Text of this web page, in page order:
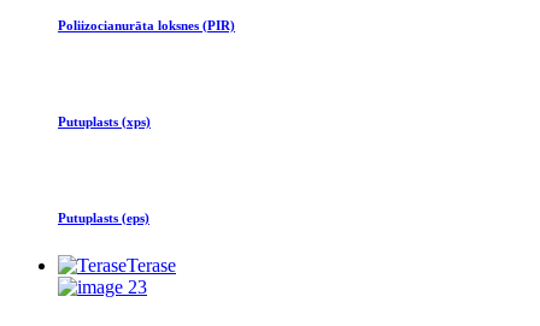
Poliizocianurāta loksnes (PIR)
Putuplasts (xps)
Putuplasts (eps)
Terase